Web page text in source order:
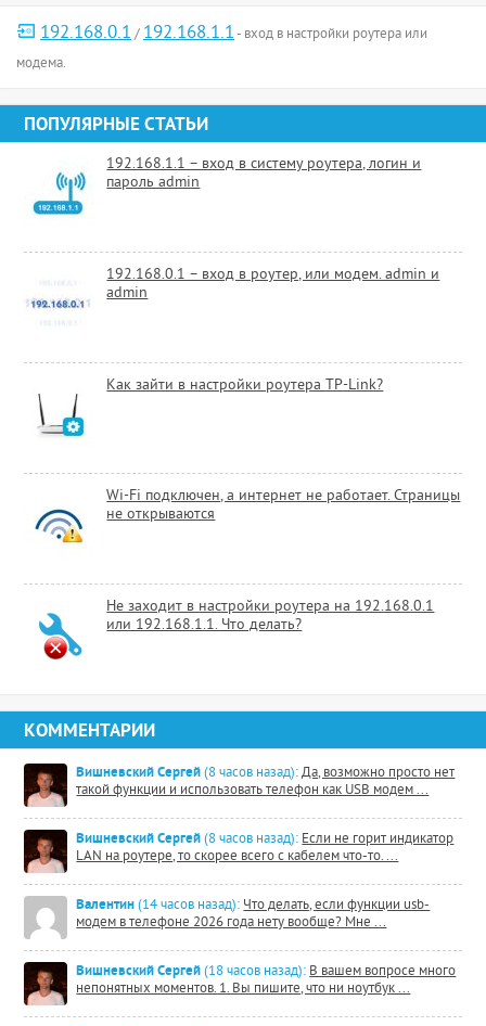
192.168.0.1/192.168.1.1- вход в настройки роутера или
модема.
ПОПУЛЯРНЫЕ СТАТЬИ
192.168.1.1 – вход в систему роутера, логин и
пароль admin
192.168.0.1 – вход в роутер, или модем. admin и
admin
Как зайти в настройки роутера TP-Link?
Wi-Fi подключен, а интернет не работает. Страницы
не открываются
Не заходит в настройки роутера на 192.168.0.1
или 192.168.1.1. Что делать?
КОММЕНТАРИИ
Вишневский Сергей (8 часов назад): Да, возможно просто нет
такой функции и использовать телефон как USB модем ...
Вишневский Сергей (8 часов назад): Если не горит индикатор
LAN на роутере, то скорее всего с кабелем что-то. ...
Валентин (14 часов назад): Что делать, если функции usb-
модем в телефоне 2026 года нету вообще? Мне ...
Вишневский Сергей (18 часов назад): В вашем вопросе много
непонятных моментов. 1. Вы пишите, что ни ноутбук ...